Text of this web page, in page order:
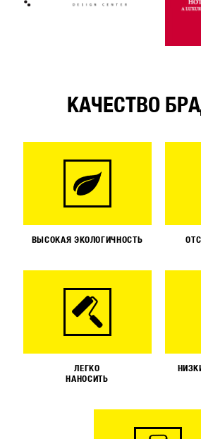
КАЧЕСТВО
ВЫСОКАЯ ЭКОЛОГИЧНОСТЬ
ЛЕГКО
НАНОСИТЬ